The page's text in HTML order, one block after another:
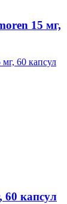
15 мг,
60 капсул